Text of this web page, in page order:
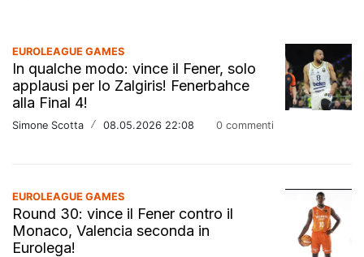
EUROLEAGUE GAMES
In qualche modo: vince il Fener, solo
applausi per lo Zalgiris! Fenerbahce
alla Final 4!
Simone Scotta / 08.05.2026 22:08 0 commenti
EUROLEAGUE GAMES
Round 30: vince il Fener contro il
Monaco, Valencia seconda in
Eurolega!